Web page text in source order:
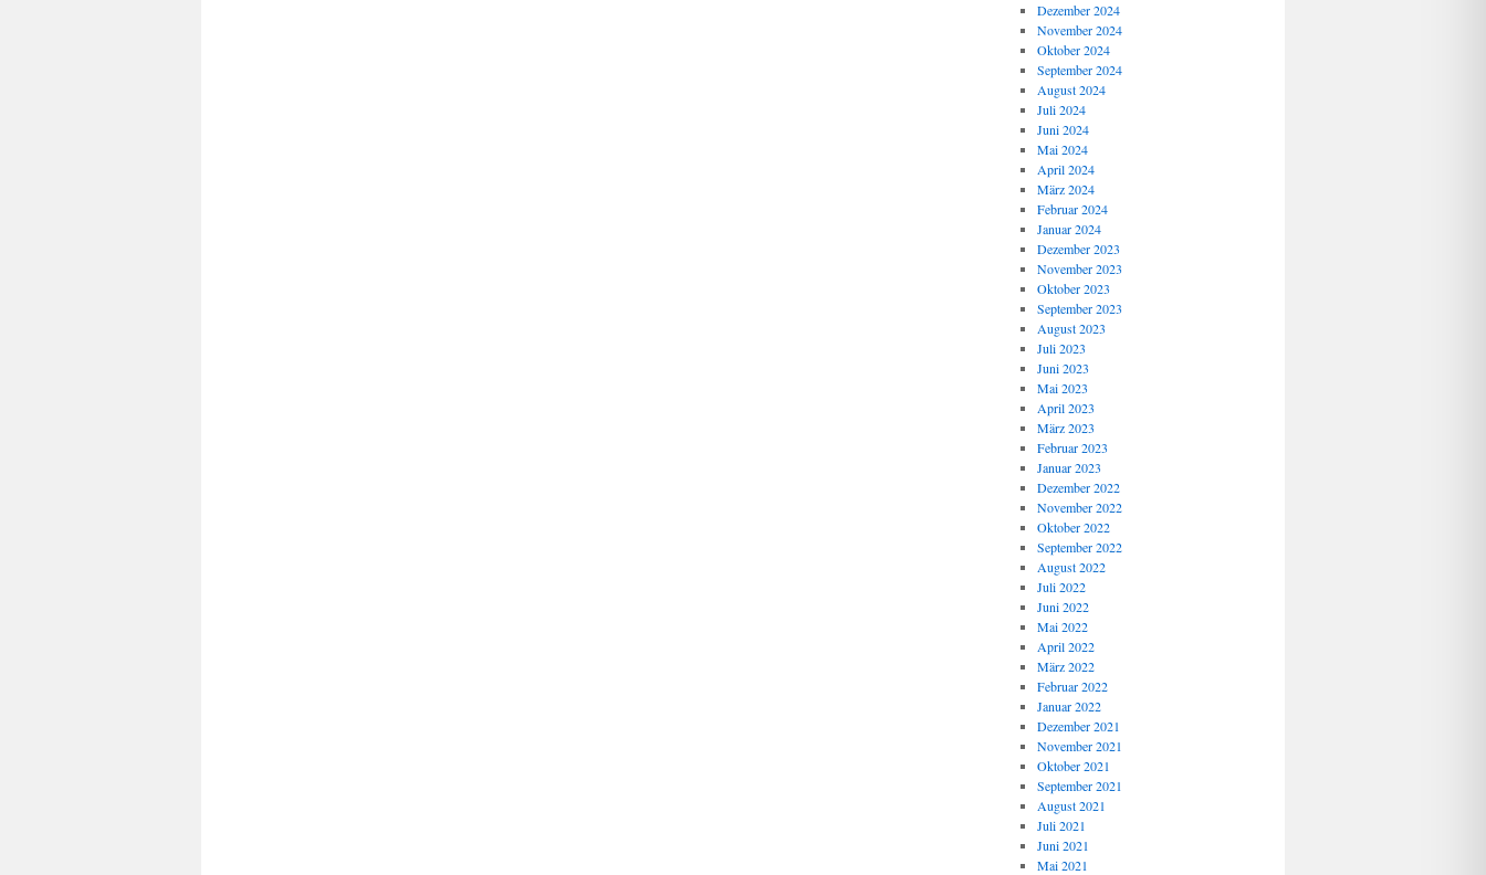
Dezember 2024
November 2024
Oktober 2024
September 2024
August 2024
Juli 2024
Juni 2024
Mai 2024
April 2024
März 2024
Februar 2024
Januar 2024
Dezember 2023
November 2023
Oktober 2023
September 2023
August 2023
Juli 2023
Juni 2023
Mai 2023
April 2023
März 2023
Februar 2023
Januar 2023
Dezember 2022
November 2022
Oktober 2022
September 2022
August 2022
Juli 2022
Juni 2022
Mai 2022
April 2022
März 2022
Februar 2022
Januar 2022
Dezember 2021
November 2021
Oktober 2021
September 2021
August 2021
Juli 2021
Juni 2021
Mai 2021